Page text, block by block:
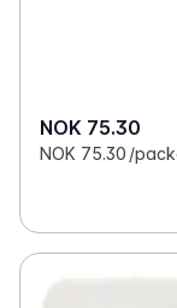
NOK 75.30
NOK 75.30 /